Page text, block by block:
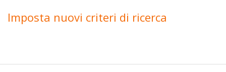
Imposta nuovi criteri di ricerca